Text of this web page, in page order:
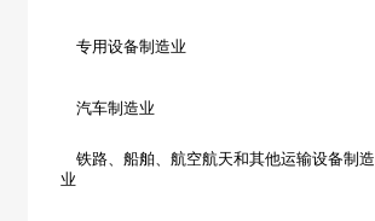
专用设备制造业
汽车制造业
铁路、船舶、航空航天和其他运输设备制造
业